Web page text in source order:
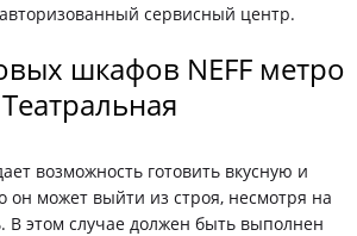
сервисный центр.
шкафов NEFF метро
Театральная
возможность готовить вкусную и
он может выйти из строя, несмотря на
В этом случае должен быть выполнен